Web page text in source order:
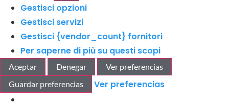
Gestisci opzioni
Gestisci servizi
Gestisci {vendor_count} fornitori
Per saperne di più su questi scopi
Aceptar Denegar
Ver preferencias
Guardar preferencias
Ver preferencias